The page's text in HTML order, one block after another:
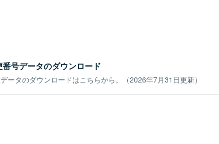
番号データのダウンロード
ータのダウンロードはこちらから。（2026年7月31日更新）